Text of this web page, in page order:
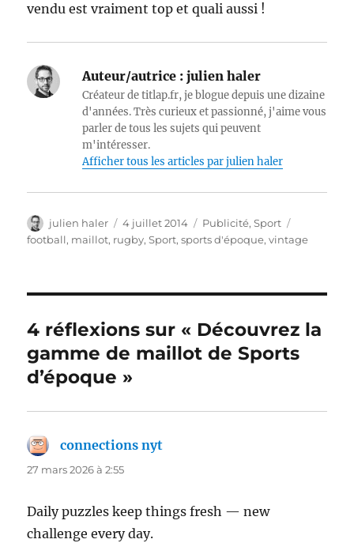
vendu est vraiment top et quali aussi !
Auteur/autrice : julien haler
Créateur de titlap.fr, je blogue depuis une dizaine
d'années. Très curieux et passionné, j'aime vous
parler de tous les sujets qui peuvent
m'intéresser.
Afficher tous les articles par julien haler
Auteur
julien haler
Publié
le
4 juillet 2014 Catégories
Publicité,Sport
football, maillot, rugby,Sport,sports d'époque,vintage
4 réflexions sur « Découvrez la
gamme de maillot de Sports
d’époque »
connections nyt
27 mars 2026 à 2:55
Daily puzzles keep things fresh — new
challenge every day.